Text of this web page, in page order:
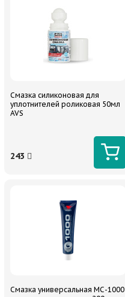
Смазка силиконовая для
уплотнителей роликовая 50мл
AVS
243
Смазка универсальная МС-1000